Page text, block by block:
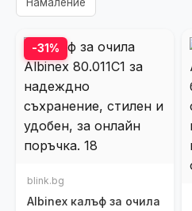
-31%
blink.bg
Albinex калъф за очила